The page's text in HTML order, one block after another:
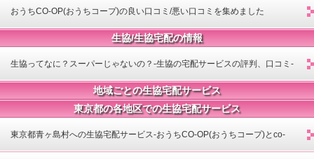
おうちCO-OP(おうちコープ)の良い口コミ/悪い口コミを集めました
生協/生協宅配の情報
生協ってなに？スーパーじゃないの？-生協の宅配サービスの評判、口コミ-
地域ごとの生協宅配サービス
東京都の各地区での生協宅配サービス
東京都青ヶ島村への生協宅配サービス-おうちCO-OP(おうちコープ)とco-